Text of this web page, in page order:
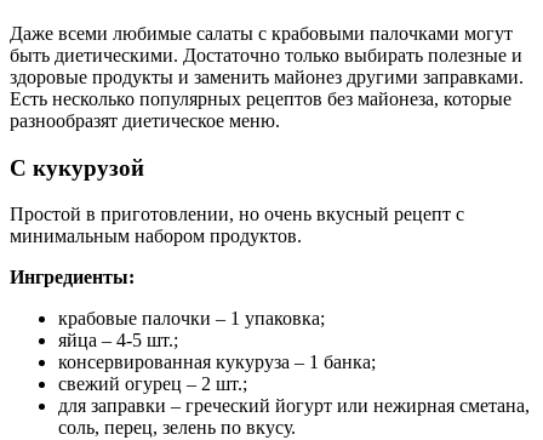
Даже всеми любимые салаты с крабовыми палочками могут
быть диетическими. Достаточно только выбирать полезные и
здоровые продукты и заменить майонез другими заправками.
Есть несколько популярных рецептов без майонеза, которые
разнообразят диетическое меню.
С кукурузой
Простой в приготовлении, но очень вкусный рецепт с
минимальным набором продуктов.
Ингредиенты:
крабовые палочки – 1 упаковка;
яйца – 4-5 шт.;
консервированная кукуруза – 1 банка;
свежий огурец – 2 шт.;
для заправки – греческий йогурт или нежирная сметана,
соль, перец, зелень по вкусу.